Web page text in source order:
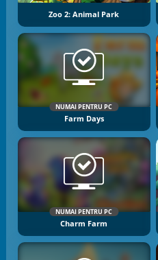
Zoo 2: Animal Park
NUMAI PENTRU PC
Farm Days
NUMAI PENTRU PC
Charm Farm